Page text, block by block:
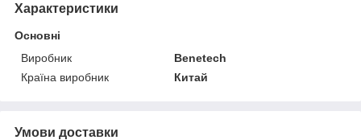
Характеристики
Основні
Виробник
Benetech
Країна виробник
Китай
Умови доставки